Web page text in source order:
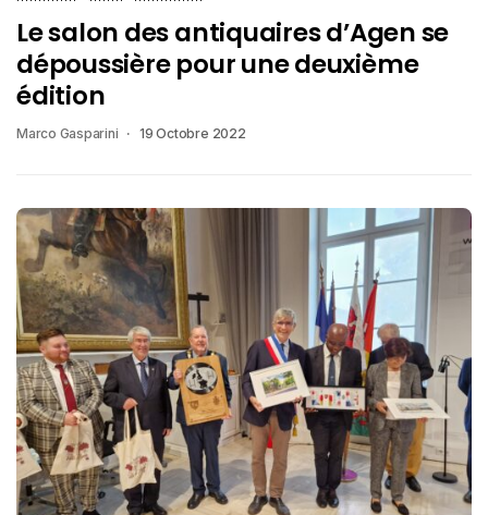
Le salon des antiquaires d’Agen se
dépoussière pour une deuxième
édition
Marco Gasparini 19 Octobre 2022